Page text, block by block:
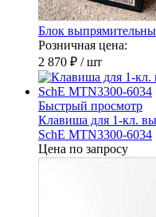
Блок
Розничная цена:
2 870 ₽ / шт
Быстрый просмотр
Клавиша для 1-кл.
SchE MTN3300-6034
Цена по запросу